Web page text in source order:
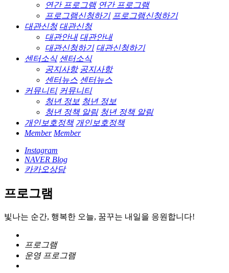
연간 프로그램 연간 프로그램
프로그램신청하기 프로그램신청하기
대관신청 대관신청
대관안내 대관안내
대관신청하기 대관신청하기
센터소식 센터소식
공지사항 공지사항
센터뉴스 센터뉴스
커뮤니티 커뮤니티
청년 정보 청년 정보
청년 정책 알림 청년 정책 알림
개인보호정책 개인보호정책
Member Member
Instagram
NAVER Blog
카카오상담
프로그램
빛나는 순간, 행복한 오늘, 꿈꾸는 내일을 응원합니다!
프로그램
운영 프로그램